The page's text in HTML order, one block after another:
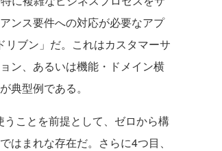
ンス要件への対応が必要なアプ
ブン」だ。これはカスタマーサ
ン、あるいは機能・ドメイン横
典型例である。
ことを前提として、ゼロから構
まれな存在だ。さらに4つ目、